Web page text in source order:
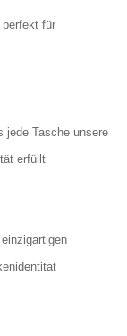
perfekt für
jede Tasche unsere
erfüllt